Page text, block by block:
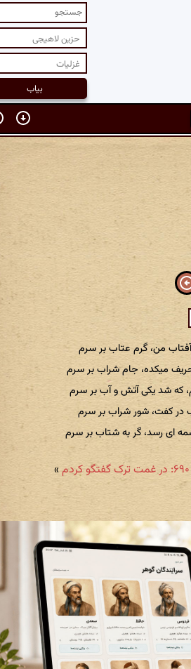
من، گرم عتاب بر سرم
میکده، جام شراب بر سرم
که شد یکی آتش و آب بر سرم
در کفت، شور شراب بر سرم
ای رسد، گر به شتاب بر سرم
»